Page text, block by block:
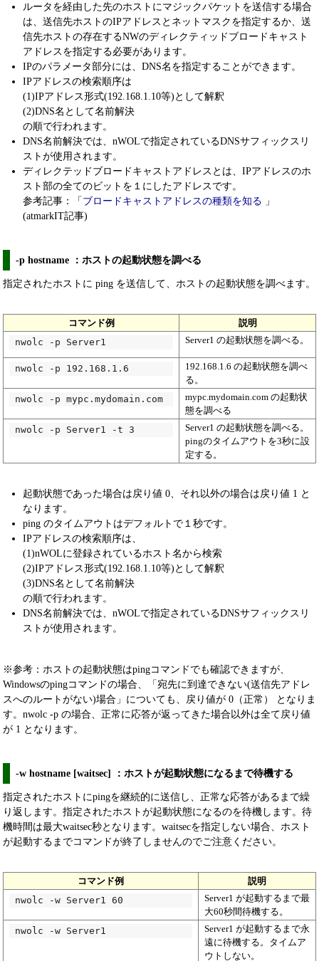
ルータを経由した先のホストにマジックパケットを送信する場合
は、送信先ホストのIPアドレスとネットマスクを指定するか、送
信先ホストの存在するNWのディレクティッドブロードキャスト
アドレスを指定する必要があります。
IPのパラメータ部分には、DNS名を指定することができます。
IPアドレスの検索順序は
(1)IPアドレス形式(192.168.1.10等)として解釈
(2)DNS名として名前解決
の順で行われます。
DNS名前解決では、nWOLで指定されているDNSサフィックスリ
ストが使用されます。
ディレクテッドブロードキャストアドレスとは、IPアドレスのホ
スト部の全てのビットを１にしたアドレスです。
参考記事：「 ブロードキャストアドレスの種類を知る 」
(atmarkIT記事)
-p hostname ：ホストの起動状態を調べる
指定されたホストに ping を送信して、ホストの起動状態を調べます。
コマンド例
説明
nwolc -p Server1
Server1 の起動状態を調べる。
nwolc -p 192.168.1.6
192.168.1.6 の起動状態を調べ
る。
nwolc -p mypc.mydomain.com
mypc.mydomain.com の起動状
態を調べる
nwolc -p Server1 -t 3
Server1 の起動状態を調べる。
pingのタイムアウトを3秒に設
定する。
起動状態であった場合は戻り値 0、それ以外の場合は戻り値 1 と
なります。
ping のタイムアウトはデフォルトで１秒です。
IPアドレスの検索順序は、
(1)nWOLに登録されているホスト名から検索
(2)IPアドレス形式(192.168.1.10等)として解釈
(3)DNS名として名前解決
の順で行われます。
DNS名前解決では、nWOLで指定されているDNSサフィックスリ
ストが使用されます。
※参考：ホストの起動状態はpingコマンドでも確認できますが、
Windowsのpingコマンドの場合、「宛先に到達できない(送信先アドレ
スへのルートがない)場合」についても、戻り値が 0（正常） となりま
す。nwolc -p の場合、正常に応答が返ってきた場合以外は全て戻り値
が 1 となります。
-w hostname [waitsec] ：ホストが起動状態になるまで待機する
指定されたホストにpingを継続的に送信し、正常な応答があるまで繰
り返します。指定されたホストが起動状態になるのを待機します。待
機時間は最大waitsec秒となります。waitsecを指定しない場合、ホスト
が起動するまでコマンドが終了しませんのでご注意ください。
コマンド例
説明
nwolc -w Server1 60
Server1 が起動するまで最
大60秒間待機する。
nwolc -w Server1
Server1 が起動するまで永
遠に待機する。タイムア
ウトしない。